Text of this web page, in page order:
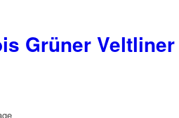
Grüner Veltliner